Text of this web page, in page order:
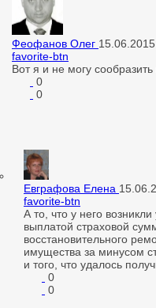
Феофанов Олег 15.06.2015
favorite-btn
Вот я и не могу
0
0
Евграфова Елена
favorite-btn
А то, что у него
выплатой страховой
восстановительного
имущества за минусом
и того, что удалось
0
0